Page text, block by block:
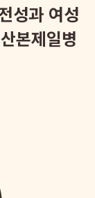
성과 여성
본제일병